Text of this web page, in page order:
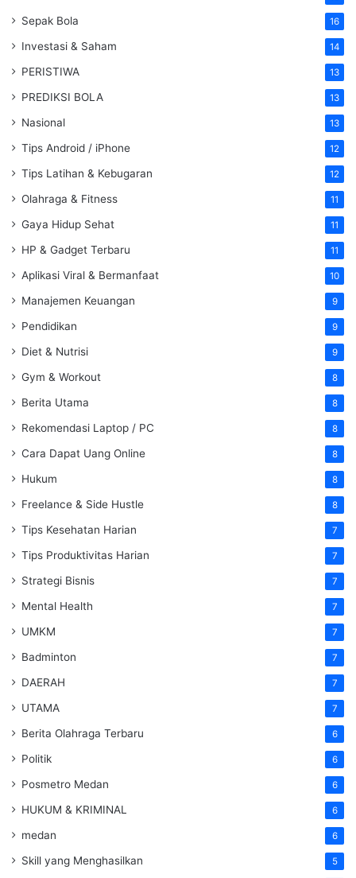
Sepak Bola 16
Investasi & Saham 14
PERISTIWA 13
PREDIKSI BOLA 13
Nasional 13
Tips Android / iPhone 12
Tips Latihan & Kebugaran 12
Olahraga & Fitness 11
Gaya Hidup Sehat 11
HP & Gadget Terbaru 11
Aplikasi Viral & Bermanfaat 10
Manajemen Keuangan 9
Pendidikan 9
Diet & Nutrisi 9
Gym & Workout 8
Berita Utama 8
Rekomendasi Laptop / PC 8
Cara Dapat Uang Online 8
Hukum 8
Freelance & Side Hustle 8
Tips Kesehatan Harian 7
Tips Produktivitas Harian 7
Strategi Bisnis 7
Mental Health 7
UMKM 7
Badminton 7
DAERAH 7
UTAMA 7
Berita Olahraga Terbaru 6
Politik 6
Posmetro Medan 6
HUKUM & KRIMINAL 6
medan 6
Skill yang Menghasilkan 5